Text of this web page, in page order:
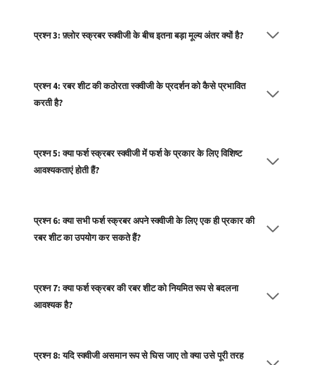
प्रश्न 3: फ़्लोर स्क्रबर स्क्वीजी के बीच इतना बड़ा मूल्य अंतर क्यों है?
प्रश्न 4: रबर शीट की कठोरता स्क्वीजी के प्रदर्शन को कैसे प्रभावित
करती है?
प्रश्न 5: क्या फर्श स्क्रबर स्क्वीजी में फर्श के प्रकार के लिए विशिष्ट
आवश्यकताएं होती हैं?
प्रश्न 6: क्या सभी फर्श स्क्रबर अपने स्क्वीजी के लिए एक ही प्रकार की
रबर शीट का उपयोग कर सकते हैं?
प्रश्न 7: क्या फर्श स्क्रबर की रबर शीट को नियमित रूप से बदलना
आवश्यक है?
प्रश्न 8: यदि स्क्वीजी असमान रूप से घिस जाए तो क्या उसे पूरी तरह